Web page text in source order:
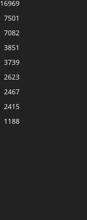
16969
7501
7082
3851
3739
2623
2467
2415
1188